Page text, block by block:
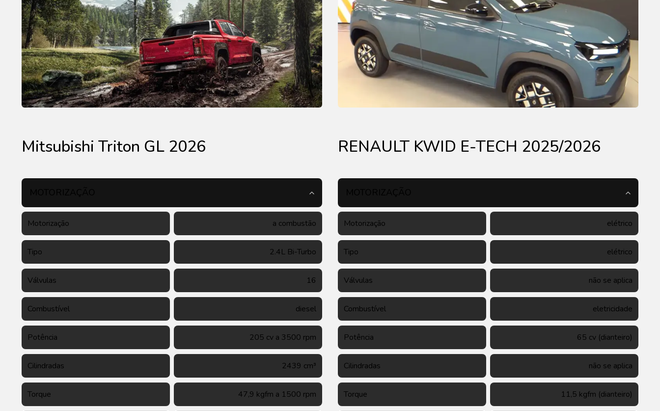
Mitsubishi Triton GL 2026 RENAULT KWID E-TECH 2025/2026
Motorização a combustão
Tipo 2.4L Bi-Turbo
Válvulas 16
Combustível diesel
Potência 205 cv a 3500 rpm
Cilindradas 2439 cm³
Torque 47,9 kgfm a 1500 rpm
Motorização elétrico
Tipo elétrico
Válvulas não se aplica
Combustível eletricidade
Potência 65 cv (dianteiro)
Cilindradas não se aplica
Torque 11,5 kgfm (dianteiro)